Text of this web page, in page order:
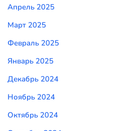
Апрель 2025
Март 2025
Февраль 2025
Январь 2025
Декабрь 2024
Ноябрь 2024
Октябрь 2024